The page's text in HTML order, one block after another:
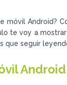
móvil Android?
te voy a
que seguir